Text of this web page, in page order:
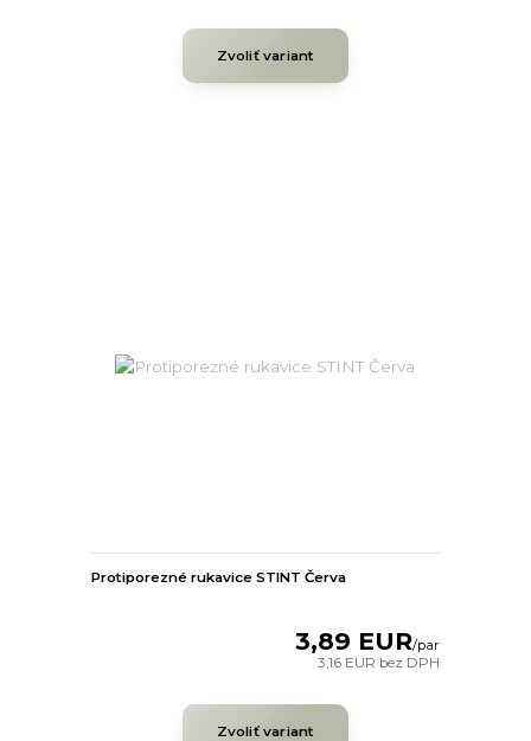
Zvoliť variant
Protiporezné rukavice STINT Červa
3,89 EUR/par
3,16 EUR bez DPH
Zvoliť variant